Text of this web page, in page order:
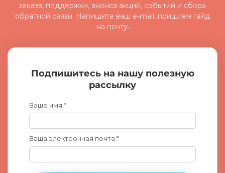
заказа, поддержки, анонса акций, событий и сбора
обратной связи. Напишите ваш e-mail, пришлем гайд
на почту.
Подпишитесь на нашу полезную
рассылку
Ваше имя *
Ваша электронная почта *